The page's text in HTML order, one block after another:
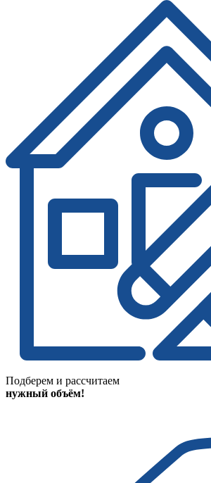
Подберем и рассчитаем
нужный объём!